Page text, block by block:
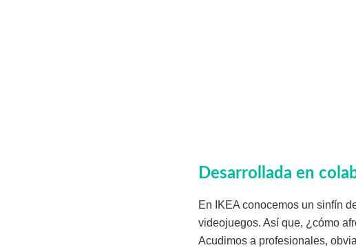
Desarrollada en
En IKEA conocemos un sinfín
videojuegos. Así que, ¿cómo
Acudimos a profesionales,